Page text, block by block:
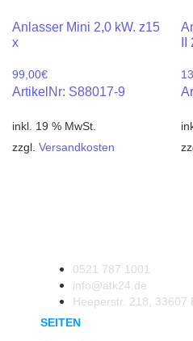
Anlasser Mini 2,0 kW. z15
x
99,00€
ArtikelNr: S88017-9
inkl. 19 % MwSt.
zzgl. Versandkosten
0521 787 1001
info@atk24.de
Heeperstr. 218, 33607
SEITEN